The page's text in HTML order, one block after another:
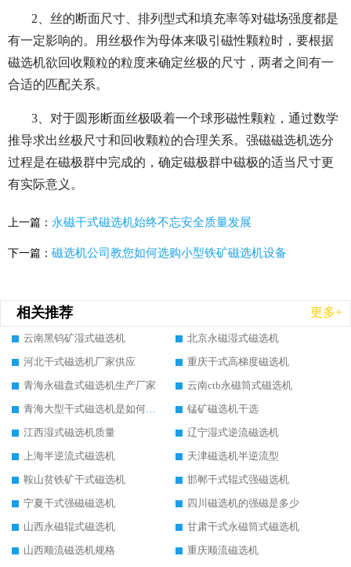
2、丝的断面尺寸、排列型式和填充率等对磁场强度都是
有一定影响的。用丝极作为母体来吸引磁性颗粒时，要根据
磁选机欲回收颗粒的粒度来确定丝极的尺寸，两者之间有一
合适的匹配关系。
3、对于圆形断面丝极吸着一个球形磁性颗粒，通过数学
推导求出丝极尺寸和回收颗粒的合理关系。强磁磁选机选分
过程是在磁极群中完成的，确定磁极群中磁极的适当尺寸更
有实际意义。
上一篇： 永磁干式磁选机始终不忘安全质量发展
下一篇： 磁选机公司教您如何选购小型铁矿磁选机设备
相关推荐 更多+
云南黑钨矿湿式磁选机
北京永磁湿式磁选机
河北干式磁选机厂家供应
重庆干式高梯度磁选机
青海永磁盘式磁选机生产厂家
云南ctb永磁筒式磁选机
青海大型干式磁选机是如何选矿的
锰矿磁选机干选
江西湿式磁选机质量
辽宁湿式逆流磁选机
上海半逆流式磁选机
天津磁选机半逆流型
鞍山贫铁矿干式磁选机
邯郸干式辊式强磁选机
宁夏干式强磁磁选机
四川磁选机的强磁是多少
山西永磁辊式磁选机
甘肃干式永磁筒式磁选机
山西顺流磁选机规格
重庆顺流磁选机